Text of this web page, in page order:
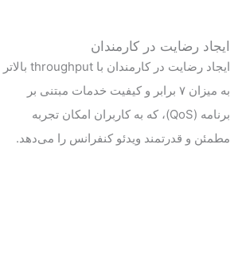
ایجاد رضایت در کارمندان
ایجاد رضایت در کارمندان با throughput بالاتر
به میزان ۷ برابر و کیفیت خدمات مبتنی بر
برنامه (QoS)، که به کاربران امکان تجربه
مطمئن و قدرتمند ویدئو کنفرانس را می‌دهد.